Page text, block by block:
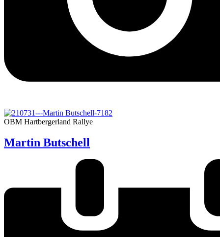
OBM Hartbergerland Rallye
Martin Butschell